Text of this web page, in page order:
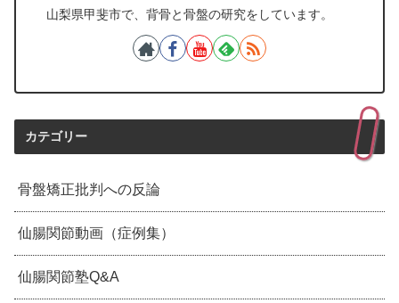
山梨県甲斐市で、背骨と骨盤の研究をしています。
カテゴリー
骨盤矯正批判への反論
仙腸関節動画（症例集）
仙腸関節塾Q&A